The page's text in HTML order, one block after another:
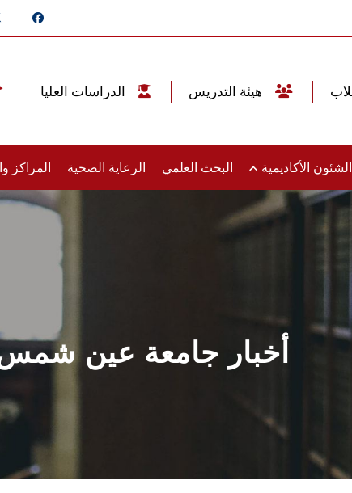
الشئون الأكاديمية البحث العلمي الرعاية الصحية المراكز
أخبار جامعة عين